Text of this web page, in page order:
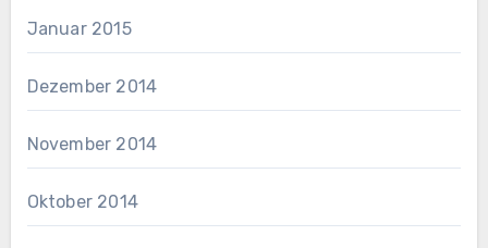
Januar 2015
Dezember 2014
November 2014
Oktober 2014